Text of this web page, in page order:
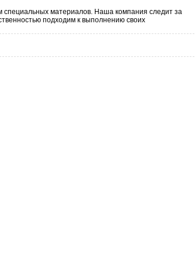
материалов. Наша компания следит за
подходим к выполнению своих